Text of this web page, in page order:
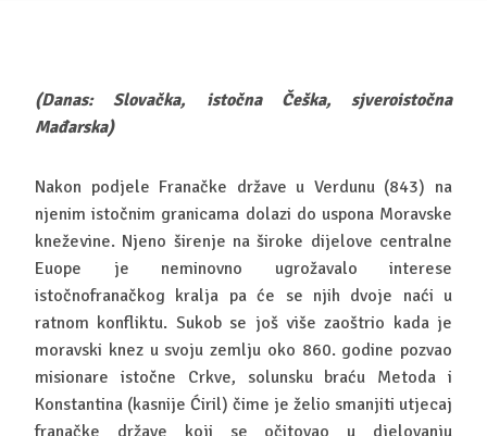
(Danas: Slovačka, istočna Češka, sjveroistočna
Mađarska)
Nakon podjele Franačke države u Verdunu (843) na
njenim istočnim granicama dolazi do uspona Moravske
kneževine. Njeno širenje na široke dijelove centralne
Euope je neminovno ugrožavalo interese
istočnofranačkog kralja pa će se njih dvoje naći u
ratnom konfliktu. Sukob se još više zaoštrio kada je
moravski knez u svoju zemlju oko 860. godine pozvao
misionare istočne Crkve, solunsku braću Metoda i
Konstantina (kasnije Ćiril) čime je želio smanjiti utjecaj
franačke države koji se očitovao u djelovanju